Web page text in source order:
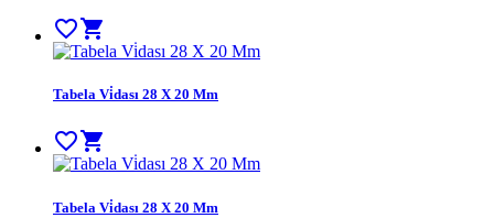
favorite_bordershopping_cart
Tabela Vi̇dası 28 X 20 Mm
favorite_bordershopping_cart
Tabela Vi̇dası 28 X 20 Mm